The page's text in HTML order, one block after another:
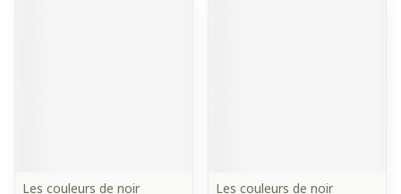
Les couleurs de noir
Les couleurs de noir